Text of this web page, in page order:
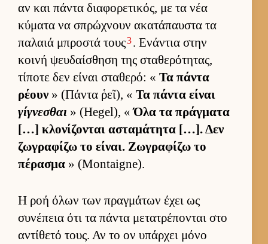
αν και πάντα δια­φορετικός, με τα νέα
κύματα να σπρώχνουν ακατάπαυ­στα τα
παλαιά μπροστά τους3. Ενάντια στην
κοινή ψευ­δαί­σθηση της σταθερότητας,
τίποτε δεν εί­ναι σταθερό: « Τα πάντα
ρέουν » (Πάντα ῥεῖ), « Τα πάντα εί­ναι
γίγνεσθαι » (Hegel), «Όλα τα πράγ­ματα
[…] κλονίζονται ασταμάτητα […]. Δεν
ζωγραφίζω το εί­ναι. Ζωγραφίζω το
πέρασμα » (Montaigne).
Η ροή όλων των πραγ­μάτων έχει ως
συνέπεια ότι τα πάντα μετατρέπονται στο
αντίθετό τους. Αν το ον υπάρ­χει μόνο